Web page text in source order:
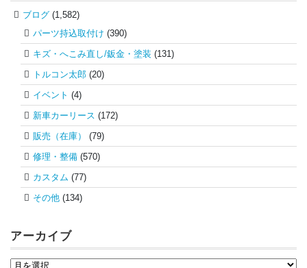
ブログ (1,582)
パーツ持込取付け (390)
キズ・へこみ直し/鈑金・塗装 (131)
トルコン太郎 (20)
イベント (4)
新車カーリース (172)
販売（在庫）
(79)
修理・整備 (570)
カスタム (77)
その他 (134)
アーカイブ